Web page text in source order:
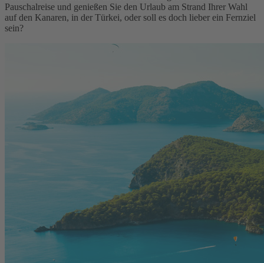
Pauschalreise und genießen Sie den Urlaub am Strand Ihrer Wahl
auf den Kanaren, in der Türkei, oder soll es doch lieber ein Fernziel
sein?